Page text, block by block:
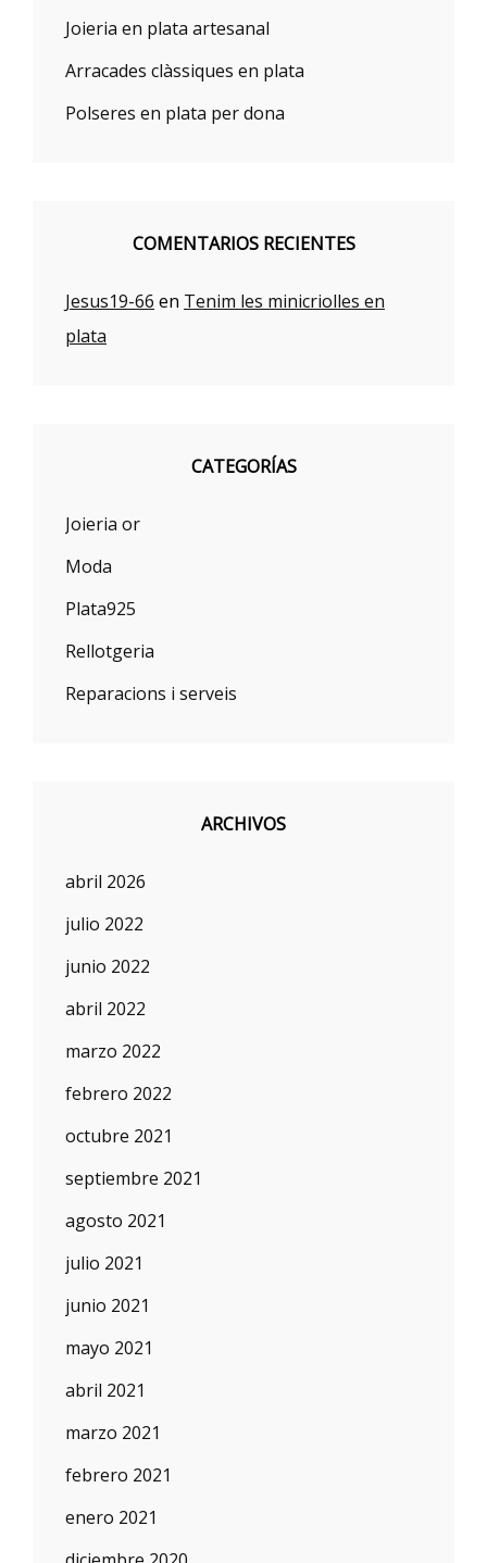
Joieria en plata artesanal
Arracades clàssiques en plata
Polseres en plata per dona
COMENTARIOS RECIENTES
Jesus19-66 en Tenim les minicriolles en
plata
CATEGORÍAS
Joieria or
Moda
Plata925
Rellotgeria
Reparacions i serveis
ARCHIVOS
abril 2026
julio 2022
junio 2022
abril 2022
marzo 2022
febrero 2022
octubre 2021
septiembre 2021
agosto 2021
julio 2021
junio 2021
mayo 2021
abril 2021
marzo 2021
febrero 2021
enero 2021